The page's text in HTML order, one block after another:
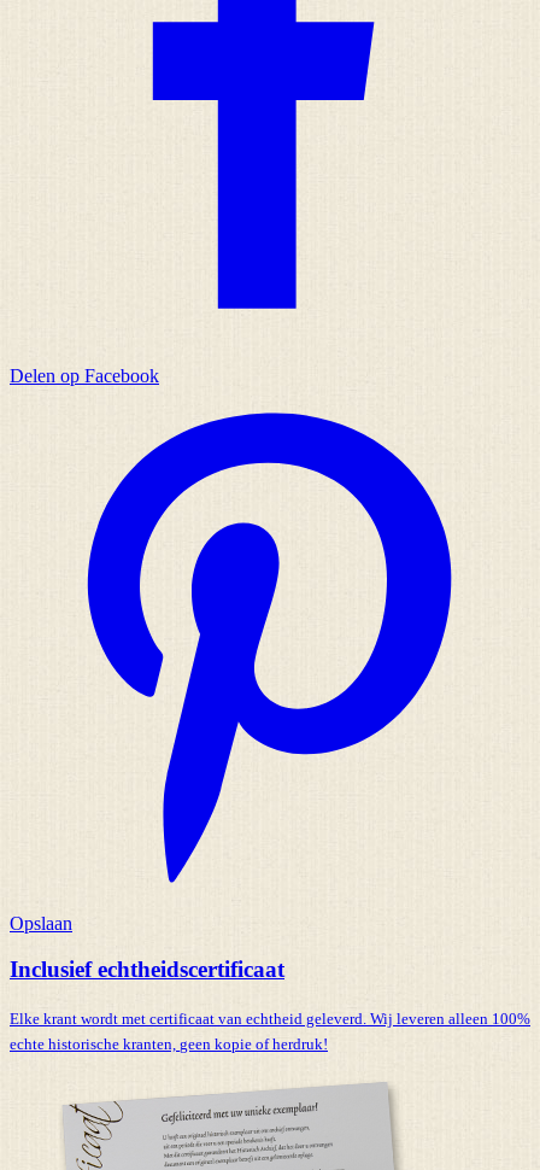
Delen op Facebook
Opslaan
Inclusief echtheidscertificaat
Elke krant wordt met certificaat van echtheid geleverd. Wij leveren alleen 100%
echte historische kranten, geen kopie of herdruk!